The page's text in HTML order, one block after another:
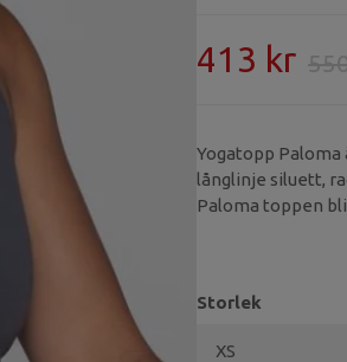
413 kr
Yogatopp Paloma
långlinje siluett,
Paloma toppen
Storlek